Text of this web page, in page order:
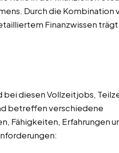
Durch die Kombination
Finanzwissen
bei diesen Vollzeitjobs,
betreffen verschiedene
Fähigkeiten, Erfahrungen